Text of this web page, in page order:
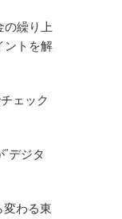
の繰り上
ントを解
ェック
デジタ
変わる東